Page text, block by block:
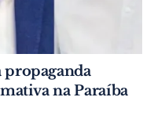
na Paraíba